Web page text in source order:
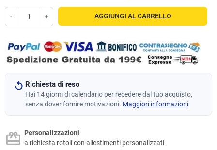
- + AGGIUNGI AL CARRELLO
Richiesta di reso
Hai 14 giorni di calendario per recedere dal tuo acquisto,
senza dover fornire motivazioni. Maggiori informazioni
Personalizzazioni
a richiesta rotoli con allestimenti personalizzati